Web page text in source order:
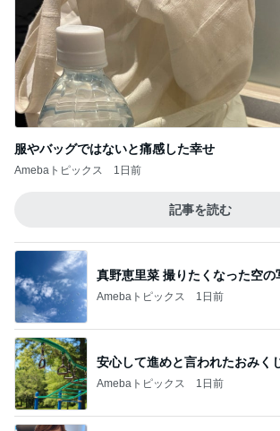
服やバッグではないと痛感した幸せ
Amebaトピックス 1日前
記事を読む
真野恵里菜 撮りたくなった空の
Amebaトピックス 1日前
安心して進めと言われたおみく
Amebaトピックス 1日前